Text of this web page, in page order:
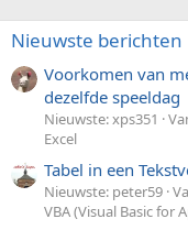
Nieuwste berichten
Voorkomen van
dezelfde speeldag
Nieuwste: xps351
Excel
Tabel in een
Nieuwste: peter59
VBA (Visual Basic for